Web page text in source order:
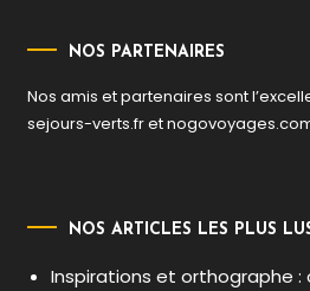
NOS PARTENAIRES
Nos amis et partenaires sont
sejours-verts.fret
NOS ARTICLES LES PLUS
Inspirations et orthographe